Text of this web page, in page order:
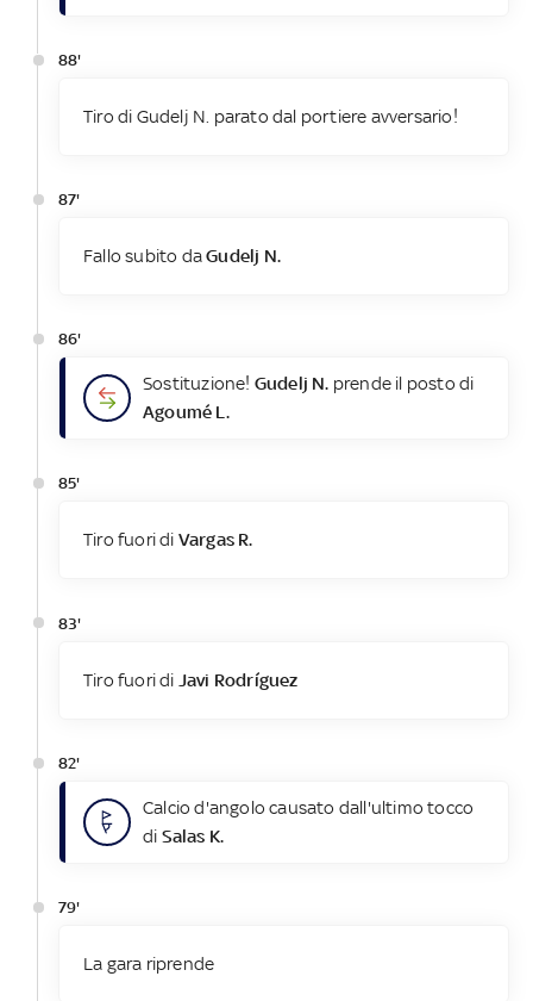
88'
Tiro di Gudelj N. parato dal portiere avversario!
87'
Fallo subito daGudelj N.
86'
Sostituzione! Gudelj N. prende il posto di
Agoumé L.
85'
Tiro fuori di Vargas R.
83'
Tiro fuori di Javi Rodríguez
82'
Calcio d'angolo causato dall'ultimo tocco
di Salas K.
79'
La gara riprende